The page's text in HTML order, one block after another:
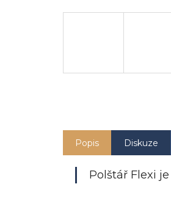
Popis Diskuze
Polštář Flexi